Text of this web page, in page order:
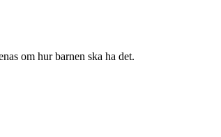
om hur barnen ska ha det.